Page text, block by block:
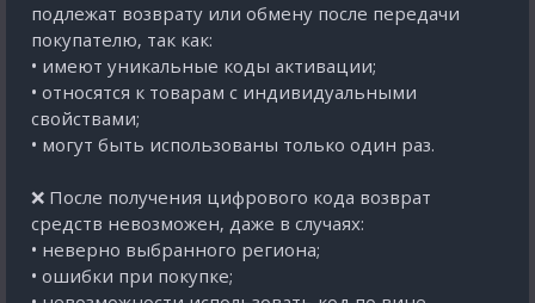
подлежат возврату или обмену после передачи
покупателю, так как:
• имеют уникальные коды активации;
• относятся к товарам с индивидуальными
свойствами;
• могут быть использованы только один раз.
❌ После получения цифрового кода возврат
средств невозможен, даже в случаях:
• неверно выбранного региона;
• ошибки при покупке;